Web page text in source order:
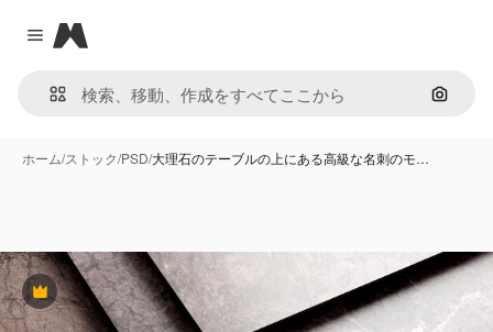
Close menu
Magnific
画像で
ホーム/ストック/PSD/大理石のテーブルの上にある高級な名刺のモ…
Premium